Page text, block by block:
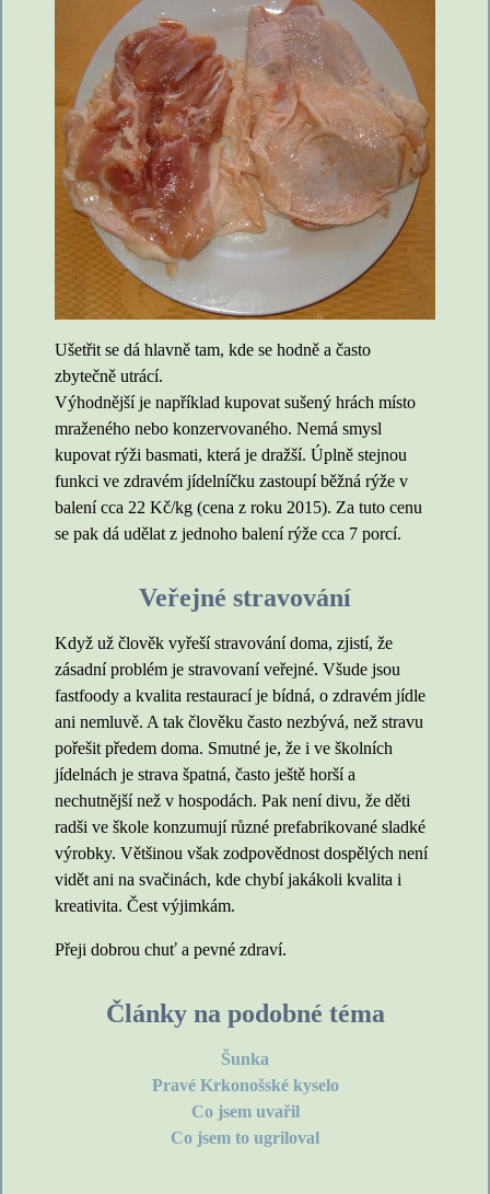
Ušetřit se dá hlavně tam, kde se hodně a často
zbytečně utrácí.
Výhodnější je například kupovat sušený hrách místo
mraženého nebo konzervovaného. Nemá smysl
kupovat rýži basmati, která je dražší. Úplně stejnou
funkci ve zdravém jídelníčku zastoupí běžná rýže v
balení cca 22 Kč/kg (cena z roku 2015). Za tuto cenu
se pak dá udělat z jednoho balení rýže cca 7 porcí.
Veřejné stravování
Když už člověk vyřeší stravování doma, zjistí, že
zásadní problém je stravovaní veřejné. Všude jsou
fastfoody a kvalita restaurací je bídná, o zdravém jídle
ani nemluvě. A tak člověku často nezbývá, než stravu
pořešit předem doma. Smutné je, že i ve školních
jídelnách je strava špatná, často ještě horší a
nechutnější než v hospodách. Pak není divu, že děti
radši ve škole konzumují různé prefabrikované sladké
výrobky. Většinou však zodpovědnost dospělých není
vidět ani na svačinách, kde chybí jakákoli kvalita i
kreativita. Čest výjimkám.
Přeji dobrou chuť a pevné zdraví.
Články na podobné téma
Šunka
Pravé Krkonošské kyselo
Co jsem uvařil
Co jsem to ugriloval